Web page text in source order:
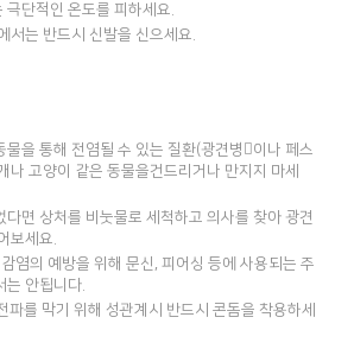
단적인 온도를 피하세요.
서는 반드시 신발을 신으세요.
물을 통해 전염될 수 있는 질환(광견병이나 페스
나 고양이 같은 동물을건드리거나 만지지 마세
다면 상처를 비눗물로 세척하고 의사를 찾아 광견
보세요.
염의 예방을 위해 문신, 피어싱 등에 사용되는 주
는 안됩니다.
파를 막기 위해 성관계시 반드시 콘돔을 착용하세